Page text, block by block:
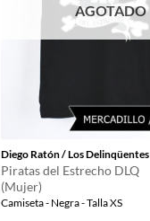
AGOTADO
Diego Ratón / Los Delinqüentes
Piratas del Estrecho DLQ
(Mujer)
Camiseta - Negra - Talla XS